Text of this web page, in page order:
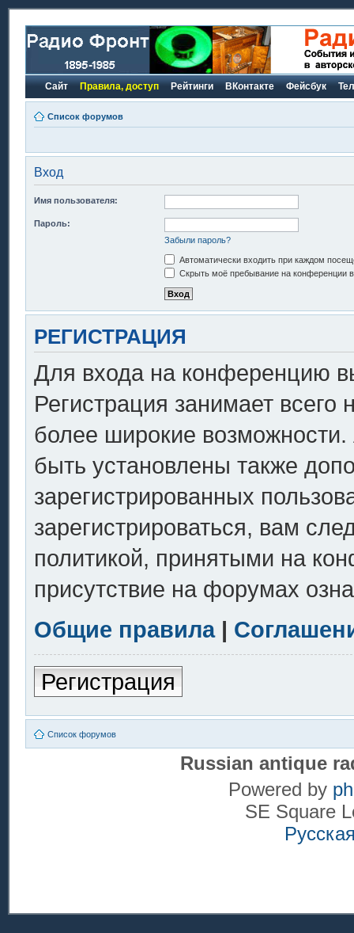
Сайт Правила, доступ Рейтинги ВКонтакте Фейсбук
Список форумов
Вход
Имя пользователя:
Пароль:
Забыли пароль?
Автоматически входить при каждом
Скрыть моё пребывание на конференции в
РЕГИСТРАЦИЯ
Для входа на конференцию
Регистрация занимает всего
более широкие
быть установлены также
зарегистрированных
зарегистрироваться, вам
политикой, принятыми на
присутствие на форумах
Общие правила|
Регистрация
Список форумов
Russian antique
Powered by
SE Square